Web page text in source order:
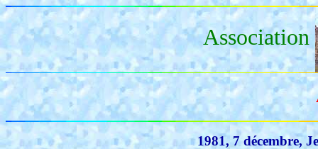
Association
1981, 7 décembre,